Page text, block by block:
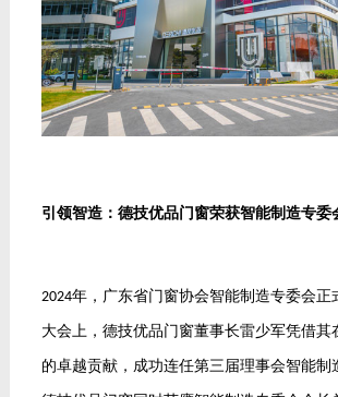
引领智造：德技优品门窗荣获智能制造专委
2024年，广东省门窗协会智能制造专委会正
大会上，德技优品门窗董事长雷少军凭借其
的卓越贡献，成功连任第三届理事会智能制